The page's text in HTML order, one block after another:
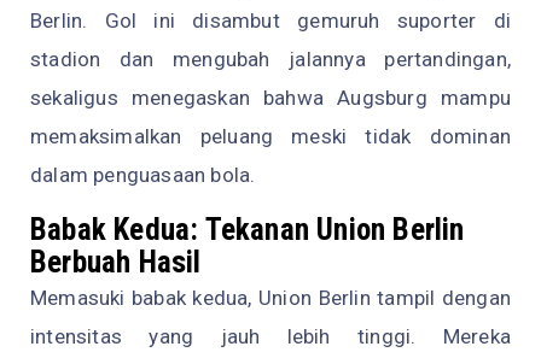
Berlin. Gol ini disambut gemuruh suporter di
stadion dan mengubah jalannya pertandingan,
sekaligus menegaskan bahwa Augsburg mampu
memaksimalkan peluang meski tidak dominan
dalam penguasaan bola.
Babak Kedua: Tekanan Union Berlin
Berbuah Hasil
Memasuki babak kedua, Union Berlin tampil dengan
intensitas yang jauh lebih tinggi. Mereka